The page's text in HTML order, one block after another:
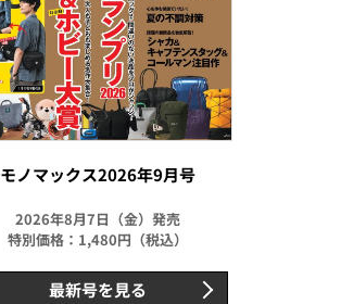
モノマックス2026年9月号
2026年8月7日（金）発売
特別価格：1,480円（税込）
最新号を見る